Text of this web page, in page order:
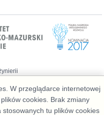
, Informacja o plikach
W przeglądarce internetowej
cookies. Brak zmiany
tu plików cookies